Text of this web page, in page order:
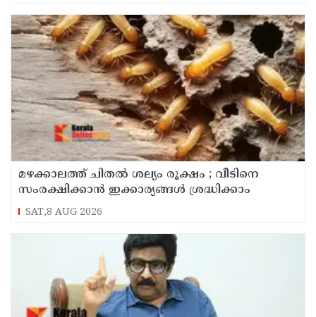
മഴക്കാലത്ത് ചിതൽ ശല്യം രൂക്ഷം ; വീടിനെ
സംരക്ഷിക്കാൻ ഇക്കാര്യങ്ങൾ ശ്രദ്ധിക്കാം
SAT,8 AUG 2026